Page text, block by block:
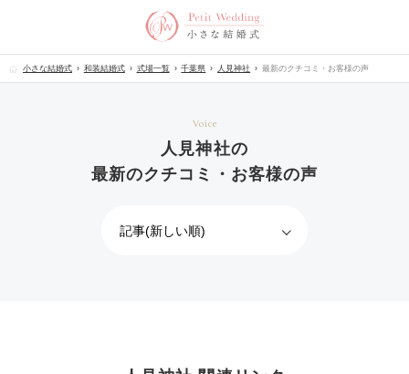
小さな結婚式 和装結婚式 式場一覧 千葉県 人見神社 最新のクチコミ・お客様の声
Voice
人見神社の
最新のクチコミ・お客様の声